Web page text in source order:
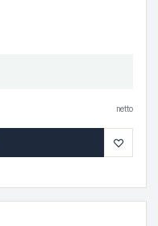
netto
♡